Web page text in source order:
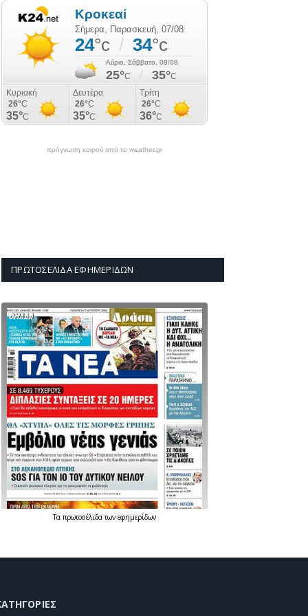
πρόγνωση καιρού από το weather.gr
ΠΡΩΤΟΣΈΛΙΔΑ ΕΦΗΜΕΡΊΔΩΝ
Τα πρωτοσέλιδατων εφημερίδων